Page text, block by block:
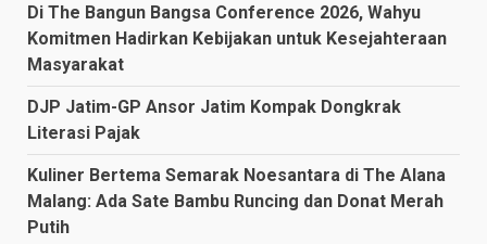
Di The Bangun Bangsa Conference 2026, Wahyu
Komitmen Hadirkan Kebijakan untuk Kesejahteraan
Masyarakat
DJP Jatim-GP Ansor Jatim Kompak Dongkrak
Literasi Pajak
Kuliner Bertema Semarak Noesantara di The Alana
Malang: Ada Sate Bambu Runcing dan Donat Merah
Putih